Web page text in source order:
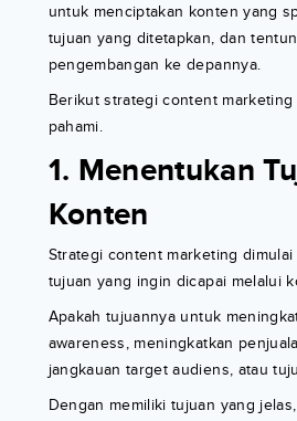
untuk menciptakan konten yang
tujuan yang ditetapkan, dan
pengembangan ke depannya.
Berikut strategi content
pahami.
1. Menentukan
Konten
Strategi content marketing
tujuan yang ingin dicapai melalui
Apakah tujuannya untuk
awareness, meningkatkan
jangkauan target audiens, atau
Dengan memiliki tujuan yang